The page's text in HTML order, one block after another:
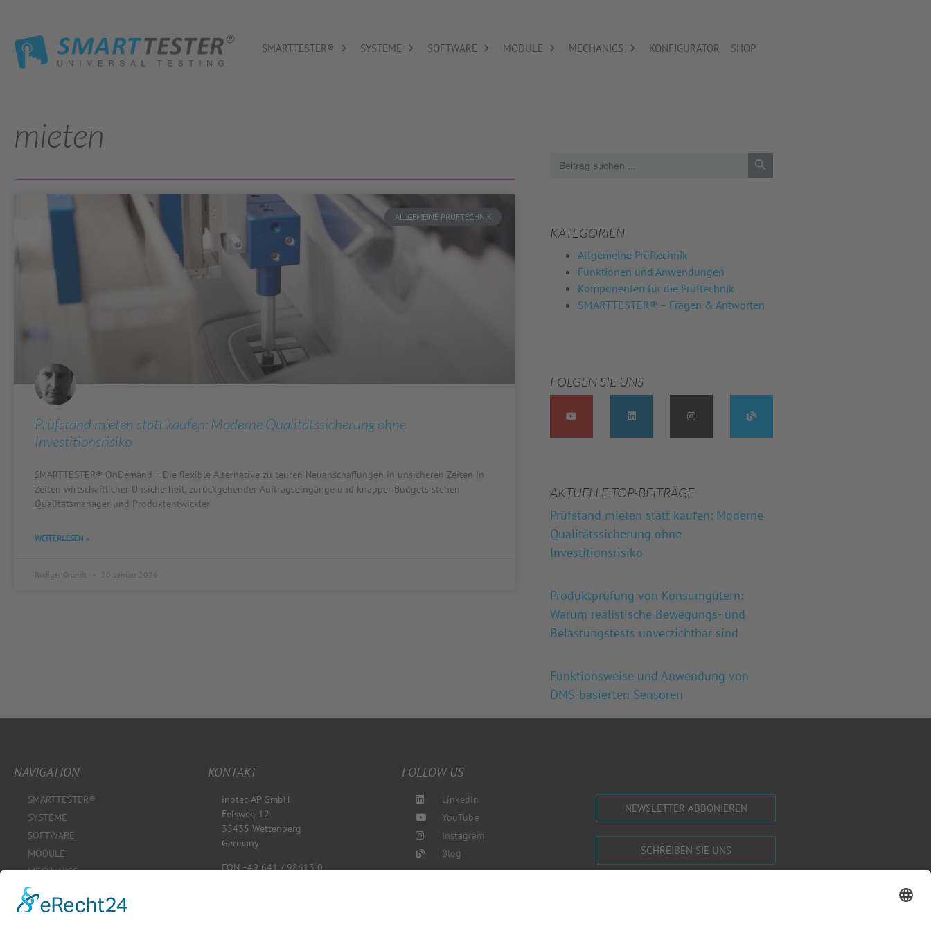
SMARTTESTER® SYSTEME SOFTWARE MODULE MECHANICS KONFIGURATOR SHOP
mieten
ALLGEMEINE PRÜFTECHNIK
Prüfstand mieten statt kaufen: Moderne Qualitätssicherung ohne
Investitionsrisiko
SMARTTESTER® OnDemand – Die flexible Alternative zu teuren Neuanschaffungen in unsicheren Zeiten In
Zeiten wirtschaftlicher Unsicherheit, zurückgehender Auftragseingänge und knapper Budgets stehen
Qualitätsmanager und Produktentwickler
WEITERLESEN »
Rüdiger Grundt 20. Januar 2026
for:
Search Button
KATEGORIEN
Allgemeine Prüftechnik
Funktionen und Anwendungen
Komponenten für die Prüftechnik
SMARTTESTER® – Fragen & Antworten
FOLGEN SIE UNS
AKTUELLE TOP-BEITRÄGE
Prüfstand mieten statt kaufen: Moderne
Qualitätssicherung ohne
Investitionsrisiko
Produktprüfung von Konsumgütern:
Warum realistische Bewegungs- und
Belastungstests unverzichtbar sind
Funktionsweise und Anwendung von
DMS-basierten Sensoren
NAVIGATION
SMARTTESTER®
SYSTEME
SOFTWARE
MODULE
MECHANICS
OnDEMAND
SHOP
KONTAKT
inotec AP GmbH
Felsweg 12
35435 Wettenberg
Germany
FON +49 641 / 98613 0
FOLLOW US
LinkedIn
YouTube
Instagram
Blog
NEWSLETTER ABBONIEREN
SCHREIBEN SIE UNS